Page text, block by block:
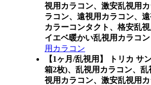
視用カラコン、激安乱視用
ラコン、遠視用カラコン、
カラーコンタクト、格安乱
イエベ暖かい乱視用カラコン
用カラコン
【1ヶ月/乱視用】 トリカ サ
箱2枚)、乱視用カラコン、
視用カラコン、激安乱視用